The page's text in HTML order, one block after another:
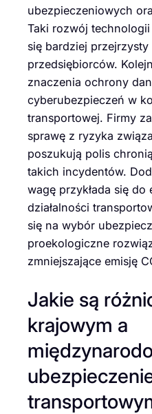
ubezpieczeniowych
Taki rozwój
się bardziej
przedsiębiorców.
znaczenia ochrony
cyberubezpieczeń w
transportowej. Firmy
sprawę z ryzyka
poszukują polis
takich incydentów.
wagę przykłada się
działalności
się na wybór
proekologiczne
zmniejszające emisję
Jakie są
krajowym a